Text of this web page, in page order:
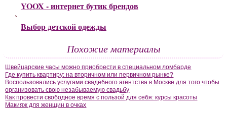
YOOX - интернет бутик брендов
Выбор детской одежды
Похожие материалы
Швейцарские часы можно приобрести в специальном ломбарде
Где купить квартиру: на вторичном или первичном рынке?
Воспользовались услугами свадебного агентства в Москве для того чтобы
организовать свою незабываемую свадьбу
Как провести свободное время с пользой для себя: курсы красоты
Макияж для женщин в очках